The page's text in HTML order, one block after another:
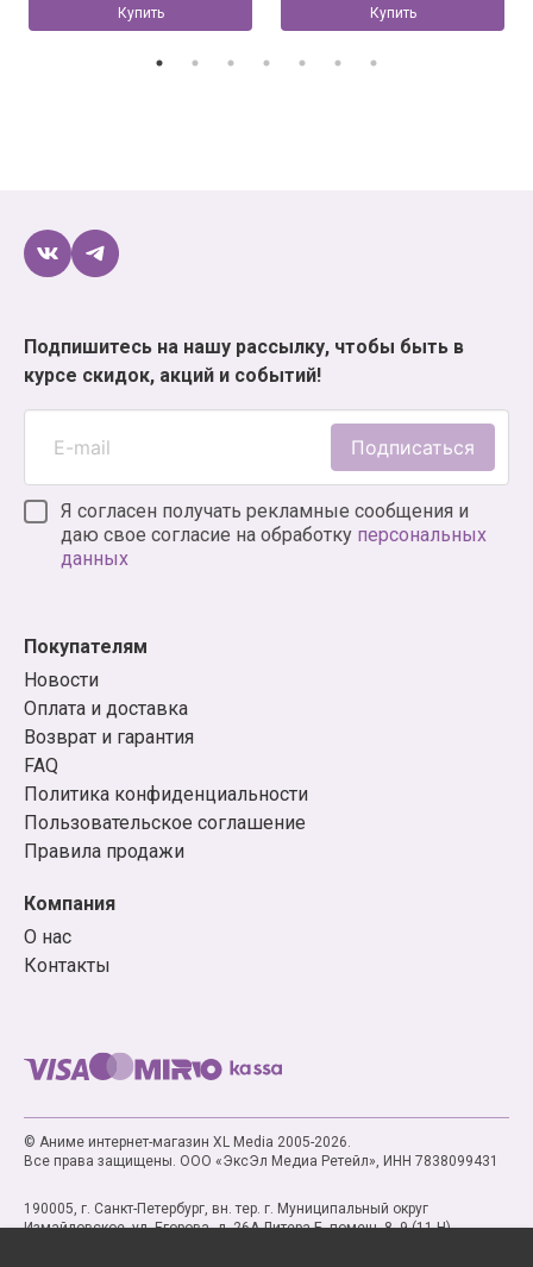
Купить Купить
Подпишитесь на нашу рассылку, чтобы быть в
курсе скидок, акций и событий!
Подписаться
Я согласен получать рекламные сообщения и
даю свое согласие на обработку персональных
данных
Покупателям
Новости
Оплата и доставка
Возврат и гарантия
FAQ
Политика конфиденциальности
Пользовательское соглашение
Правила продажи
Компания
О нас
Контакты
© Аниме интернет-магазин XL Media 2005-2026.
Все права защищены. ООО «ЭксЭл Медиа Ретейл», ИНН 7838099431
190005, г. Санкт-Петербург, вн. тер. г. Муниципальный округ
Измайловское, ул. Егорова, д. 26А Литера Б, помещ. 8, 9 (11-Н)